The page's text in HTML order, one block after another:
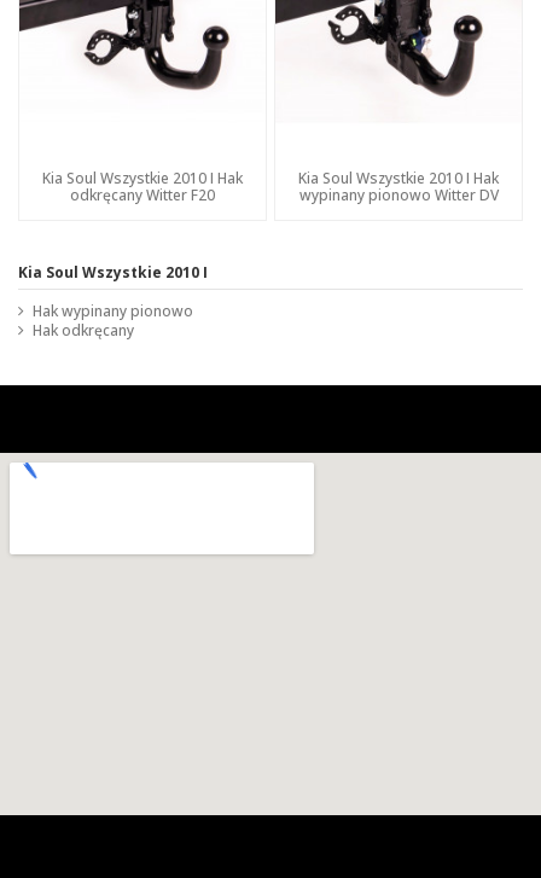
Kia Soul Wszystkie 2010 I Hak
odkręcany Witter F20
Kia Soul Wszystkie 2010 I Hak
wypinany pionowo Witter DV
Kia Soul Wszystkie 2010 I
Hak wypinany pionowo
Hak odkręcany